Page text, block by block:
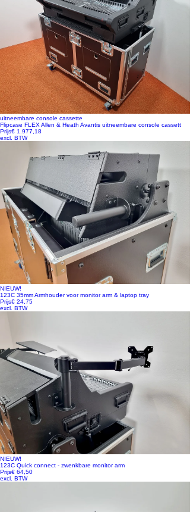
uitneembare console cassette
Flipcase FLEX Allen & Heath Avantis uitneembare console cassett
Prijs€ 1.977,18
excl. BTW
NIEUW!
123C 35mm Armhouder voor monitor arm & laptop tray
Prijs€ 24,75
excl. BTW
NIEUW!
123C Quick connect - zwenkbare monitor arm
Prijs€ 64,50
excl. BTW